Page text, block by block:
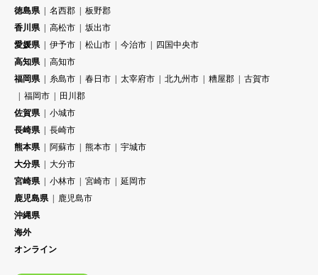
徳島県
名西郡
板野郡
香川県
高松市
坂出市
愛媛県
伊予市 松山市 今治市
四国中央市
高知県
高知市
福岡県
糸島市 春日市 太宰府市 北九州市 糟屋郡
古賀市
福岡市
田川郡
佐賀県
小城市
長崎県
長崎市
熊本県
阿蘇市 熊本市
宇城市
大分県
大分市
宮崎県
小林市 宮崎市
延岡市
鹿児島県
鹿児島市
沖縄県
海外
オンライン